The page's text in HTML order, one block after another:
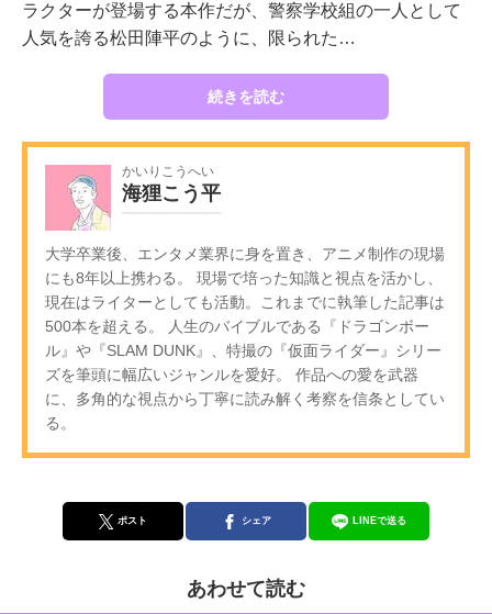
ラクターが登場する本作だが、警察学校組の一人として
人気を誇る松田陣平のように、限られた…
続きを読む
かいりこうへい
海狸こう平
大学卒業後、エンタメ業界に身を置き、アニメ制作の現場
にも8年以上携わる。 現場で培った知識と視点を活かし、
現在はライターとしても活動。これまでに執筆した記事は
500本を超える。 人生のバイブルである『ドラゴンボー
ル』や『SLAM DUNK』、特撮の『仮面ライダー』シリー
ズを筆頭に幅広いジャンルを愛好。 作品への愛を武器
に、多角的な視点から丁寧に読み解く考察を信条としてい
る。
ポスト シェア LINEで送る
あわせて読む